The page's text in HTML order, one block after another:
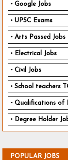
Google Jobs
UPSC Exams
Arts Passed Jobs
Electrical Jobs
Civil Jobs
School teachers
Qualifications of
Degree Holder
POPULAR JOBS